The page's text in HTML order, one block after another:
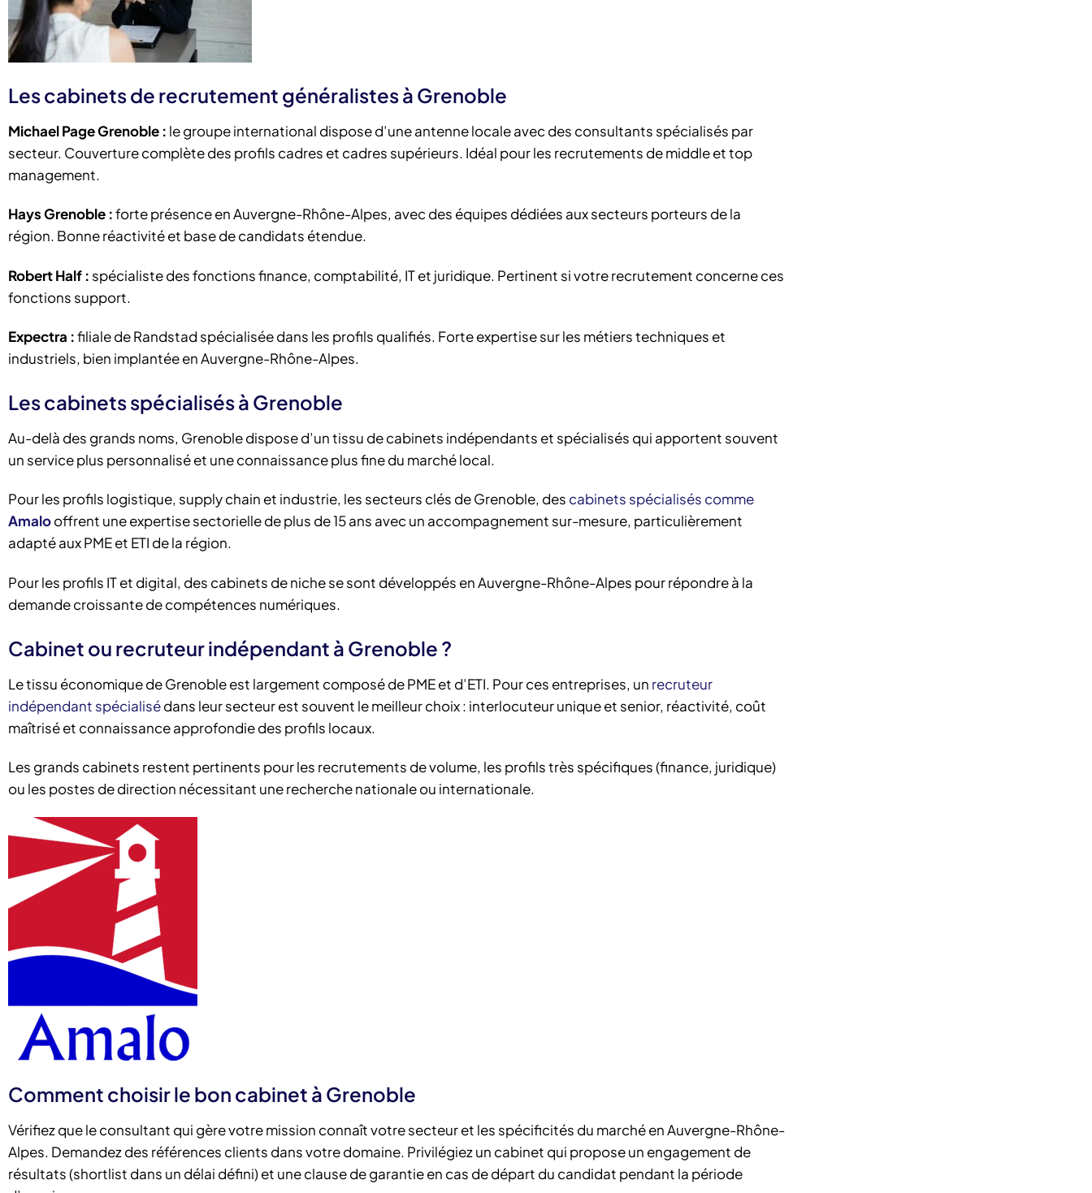
Les cabinets de recrutement généralistes à Grenoble
Michael Page Grenoble : le groupe international dispose d’une antenne locale avec des consultants spécialisés par
secteur. Couverture complète des profils cadres et cadres supérieurs. Idéal pour les recrutements de middle et top
management.
Hays Grenoble :forte présence en Auvergne-Rhône-Alpes, avec des équipes dédiées aux secteurs porteurs de la
région. Bonne réactivité et base de candidats étendue.
Robert Half : spécialiste des fonctions finance, comptabilité, IT et juridique. Pertinent si votre recrutement concerne ces
fonctions support.
Expectra :filiale de Randstad spécialisée dans les profils qualifiés. Forte expertise sur les métiers techniques et
industriels, bien implantée en Auvergne-Rhône-Alpes.
Les cabinets spécialisés à Grenoble
Au-delà des grands noms, Grenoble dispose d’un tissu de cabinets indépendants et spécialisés qui apportent souvent
un service plus personnalisé et une connaissance plus fine du marché local.
Pour les profils logistique, supply chain et industrie, les secteurs clés de Grenoble, des cabinets spécialisés comme
Amalooffrent une expertise sectorielle de plus de 15 ans avec un accompagnement sur-mesure, particulièrement
adapté aux PME et ETI de la région.
Pour les profils IT et digital, des cabinets de niche se sont développés en Auvergne-Rhône-Alpes pour répondre à la
demande croissante de compétences numériques.
Cabinet ou recruteur indépendant à Grenoble ?
Le tissu économique de Grenoble est largement composé de PME et d’ETI. Pour ces entreprises, un recruteur
indépendant spécialisédans leur secteur est souvent le meilleur choix : interlocuteur unique et senior, réactivité, coût
maîtrisé et connaissance approfondie des profils locaux.
Les grands cabinets restent pertinents pour les recrutements de volume, les profils très spécifiques (finance, juridique)
ou les postes de direction nécessitant une recherche nationale ou internationale.
Comment choisir le bon cabinet à Grenoble
Vérifiez que le consultant qui gère votre mission connaît votre secteur et les spécificités du marché en Auvergne-Rhône-
Alpes. Demandez des références clients dans votre domaine. Privilégiez un cabinet qui propose un engagement de
résultats (shortlist dans un délai défini) et une clause de garantie en cas de départ du candidat pendant la période